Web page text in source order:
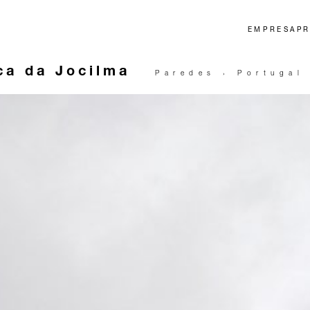
EMPRESA
da Jocilma Paredes › Portugal